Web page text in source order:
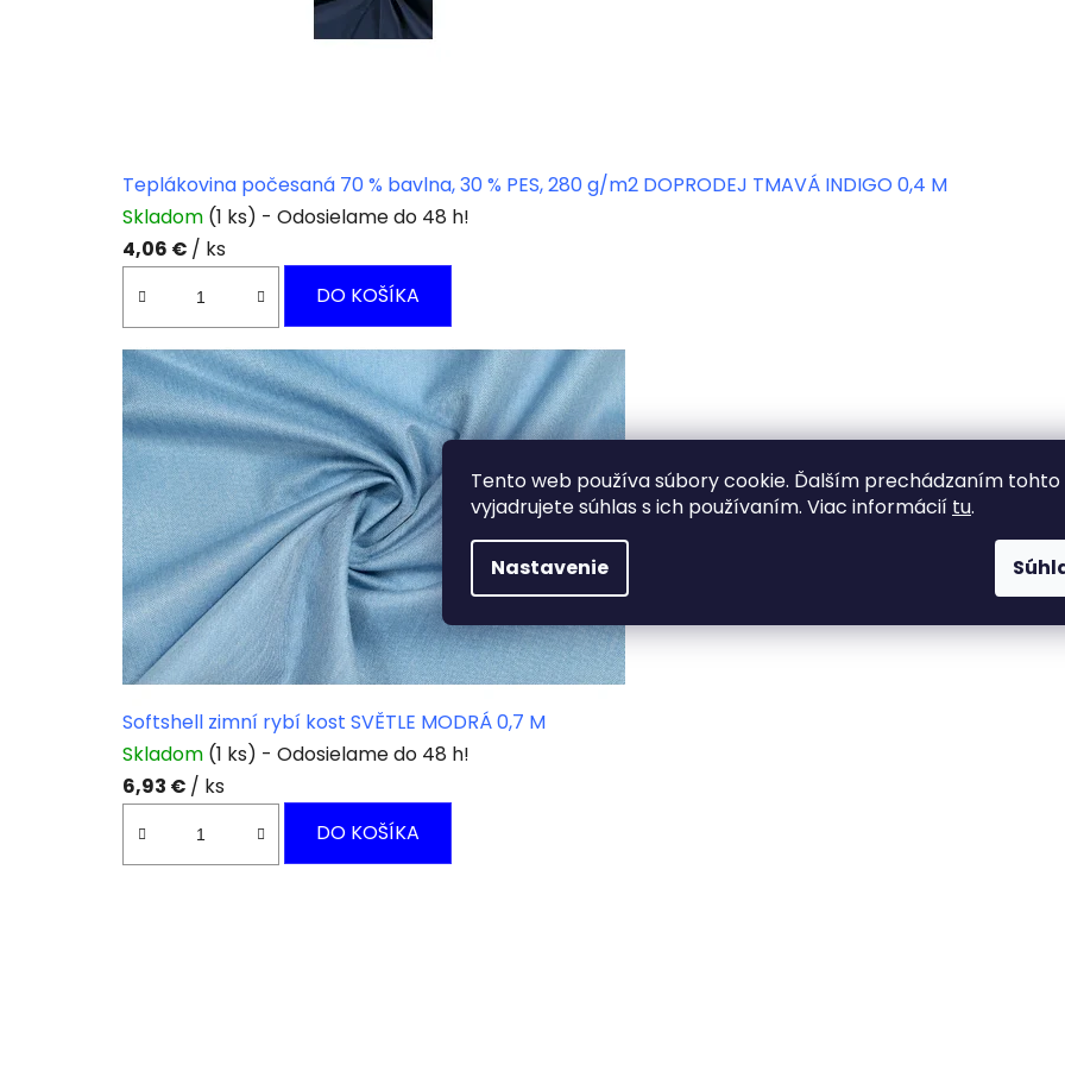
Tento web používa súbory cookie. Ďalším prechádzaním tohto
vyjadrujete súhlas s ich používaním. Viac informácií tu.
Nastavenie
Teplákovina počesaná 70 % bavlna, 30 % PES, 280 g/m2 DOPRODEJ TMAVÁ INDIGO 0,4 M
Skladom (1 ks)
4,06 € / ks
DO KOŠÍKA
Softshell zimní rybí kost SVĚTLE MODRÁ 0,7 M
Skladom (1 ks)
6,93 € / ks
DO KOŠÍKA